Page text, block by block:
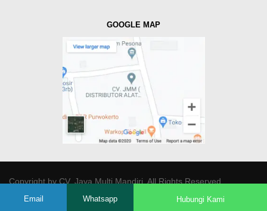
GOOGLE MAP
Copyright by CV. Java Multi Mandiri . All Rights Reserved.
Email Whatsapp Hubungi Kami